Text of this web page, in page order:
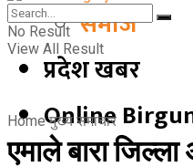
समाज
प्रदेश खबर
Online
No Result
View All Result
Home मुख्य समाचार
एमाले बारा